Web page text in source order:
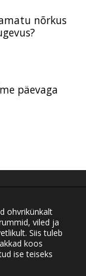
nõrkus
päevaga
ohvrikünkalt
viled ja
Siis tuleb
koos
ise teiseks